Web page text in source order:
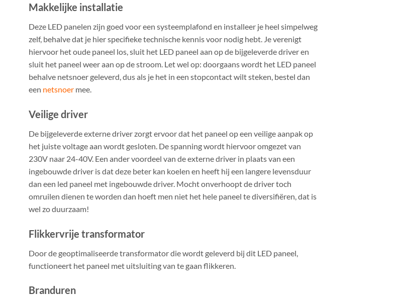
Makkelijke installatie
Deze LED panelen zijn goed voor een systeemplafond en installeer je heel simpelweg
zelf, behalve dat je hier specifieke technische kennis voor nodig hebt. Je verenigt
hiervoor het oude paneel los, sluit het LED paneel aan op de bijgeleverde driver en
sluit het paneel weer aan op de stroom. Let wel op: doorgaans wordt het LED paneel
behalve netsnoer geleverd, dus als je het in een stopcontact wilt steken, bestel dan
een netsnoer mee.
Veilige driver
De bijgeleverde externe driver zorgt ervoor dat het paneel op een veilige aanpak op
het juiste voltage aan wordt gesloten. De spanning wordt hiervoor omgezet van
230V naar 24-40V. Een ander voordeel van de externe driver in plaats van een
ingebouwde driver is dat deze beter kan koelen en heeft hij een langere levensduur
dan een led paneel met ingebouwde driver. Mocht onverhoopt de driver toch
omruilen dienen te worden dan hoeft men niet het hele paneel te diversifiëren, dat is
wel zo duurzaam!
Flikkervrije transformator
Door de geoptimaliseerde transformator die wordt geleverd bij dit LED paneel,
functioneert het paneel met uitsluiting van te gaan flikkeren.
Branduren